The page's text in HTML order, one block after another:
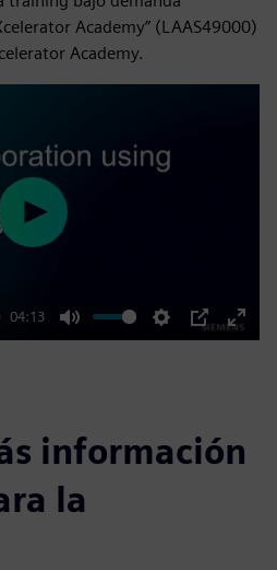
Academy” (LAAS49000)
Academy.
04:13
Mute Settings
PIP
Enter
Play
información
la